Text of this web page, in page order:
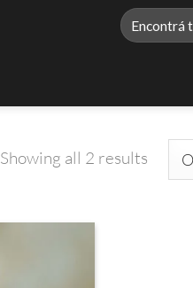
Buscar
por:
Showing all 2 results